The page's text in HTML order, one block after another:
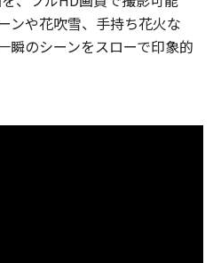
ンや花吹雪、手持ち花火な
瞬のシーンをスローで印象的